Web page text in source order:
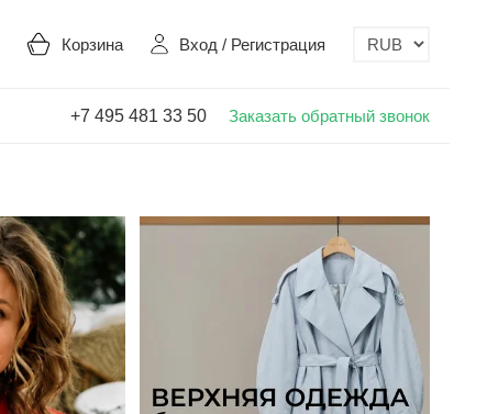
Корзина Вход / Регистрация
+7 495 481 33 50 Заказать обратный звонок